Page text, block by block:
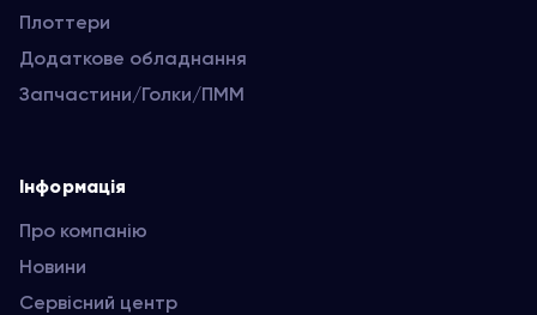
Плоттери
Додаткове обладнання
Запчастини/Голки/ПММ
Інформація
Про компанію
Новини
Сервісний центр